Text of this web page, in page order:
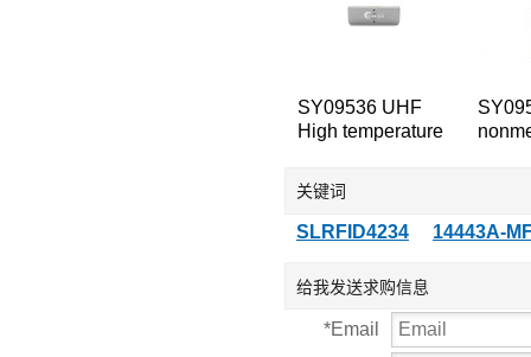
SY09536 UHF
High temperature
Devices table
关键词
SLRFID4234 14443A-
给我发送求购信息
*Email